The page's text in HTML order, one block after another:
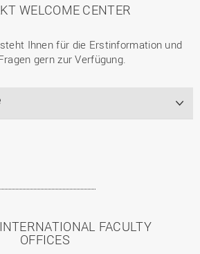
WELCOME CENTER
Ihnen für die Erstinformation und
gern zur Verfügung.
FACULTY
OFFICES